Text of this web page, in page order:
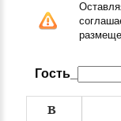
Гость_
